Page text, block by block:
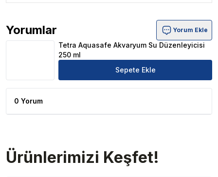
Yorumlar
Tetra Aquasafe Akvaryum Su Düzenleyicisi 250 ml Ürün
Yorum Ekle
Tetra Aquasafe Akvaryum Su Düzenleyicisi
250 ml
Sepete Ekle
0 Yorum
Ürünlerimizi Keşfet!